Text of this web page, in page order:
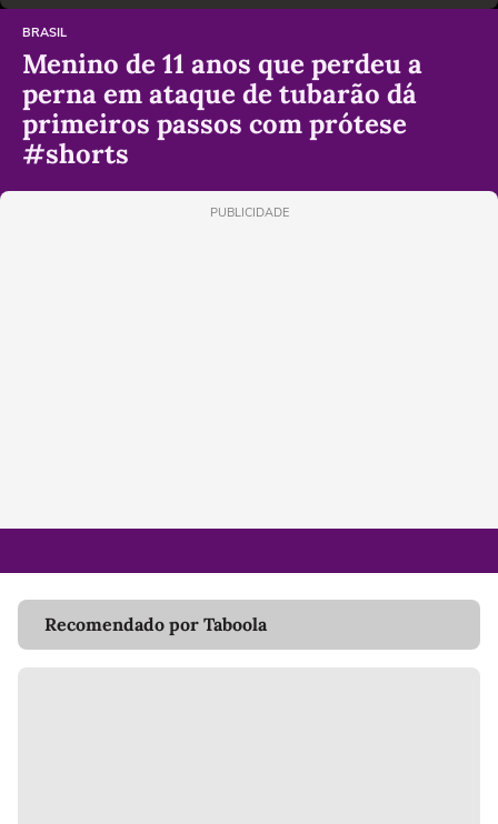
BRASIL
Menino de 11 anos que perdeu a
perna em ataque de tubarão dá
primeiros passos com prótese
#shorts
PUBLICIDADE
Recomendado por Taboola